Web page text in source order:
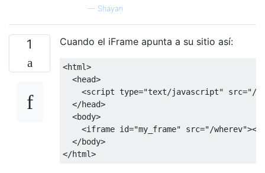
— Shayan
1 Cuando el iFrame apunta a su sitio así:
<html>
  <head>
<script type="text/javascript" src="/
  </head>
  <body>
<iframe id="my_frame" src="/wherev"></
  </body>